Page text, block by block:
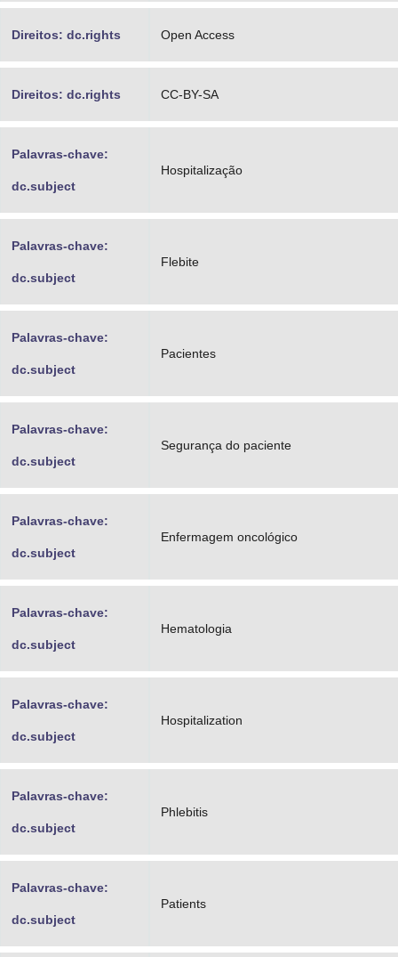
Direitos: dc.rights Open Access
Direitos: dc.rights CC-BY-SA
Palavras-chave:
dc.subject
Hospitalização
Palavras-chave:
dc.subject
Flebite
Palavras-chave:
dc.subject
Pacientes
Palavras-chave:
dc.subject
Segurança do paciente
Palavras-chave:
dc.subject
Enfermagem oncológico
Palavras-chave:
dc.subject
Hematologia
Palavras-chave:
dc.subject
Hospitalization
Palavras-chave:
dc.subject
Phlebitis
Palavras-chave:
dc.subject
Patients